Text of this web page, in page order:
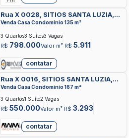
Rua X 0028, SITIOS SANTA LUZIA,
APARECIDA DE GOIANIA
Venda Casa Condominio 135 m²
R$ 798.000Valor m² R$ 5.911
3 Quartos3 Suítes3 Vagas
contatar
Rua X 0016, SITIOS SANTA LUZIA,
APARECIDA DE GOIANIA
Venda Casa Condominio 167 m²
R$ 550.000Valor m² R$ 3.293
3 Quartos1 Suíte2 Vagas
contatar